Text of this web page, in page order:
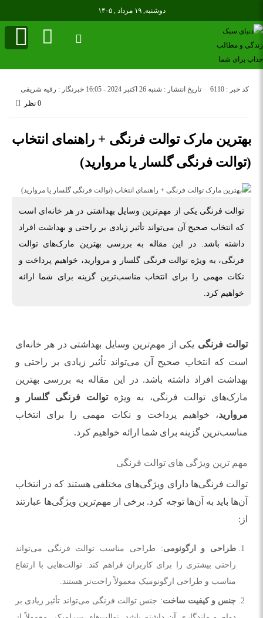
دوشنبه, ۱۹ مرداد , ۱۴۰۵
تاریخ انتشار : شنبه 26 اکتبر 2024 - 16:05 خبرنگار : رقیه شریفی
کد خبر : 6110
0 نظر
بهترین مارک توالت فرنگی + راهنمای انتخاب
(توالت فرنگی گلسار یا مروارید)
توالت فرنگی یکی از مهم‌ترین وسایل بهداشتی در هر خانه‌ای است
که انتخاب صحیح آن می‌تواند تأثیر زیادی بر راحتی و بهداشت افراد
داشته باشد. در این مقاله به بررسی بهترین مارک‌های توالت
فرنگی، به ویژه توالت فرنگی گلسار و مروارید، خواهیم پرداخت و
نکات مهمی را برای انتخاب مناسب‌ترین گزینه برای شما ارائه
خواهیم کرد.
توالت فرنگی یکی از مهم‌ترین وسایل بهداشتی در هر خانه‌ای
است که انتخاب صحیح آن می‌تواند تأثیر زیادی بر راحتی و
بهداشت افراد داشته باشد. در این مقاله به بررسی بهترین
مارک‌های توالت فرنگی، به ویژهتوالت فرنگی گلسار و
مروارید، خواهیم پرداخت و نکات مهمی را برای انتخاب
مناسب‌ترین گزینه برای شما ارائه خواهیم کرد.
مهم ترین ویژگی های توالت فرنگی
توالت فرنگی‌ها دارای ویژگی‌های مختلفی هستند که در انتخاب
آن‌ها باید به آن‌ها توجه کرد. برخی از مهم‌ترین ویژگی‌ها عبارتند
از:
طراحی و ارگونومی: طراحی مناسب توالت فرنگی می‌تواند
راحتی بیشتری را برای کاربران فراهم کند. توالت‌هایی با ارتفاع
مناسب و طراحی ارگونومیک معمولاً راحت‌تر هستند.
جنس و کیفیت ساخت: جنس توالت فرنگی می‌تواند تأثیر زیادی بر